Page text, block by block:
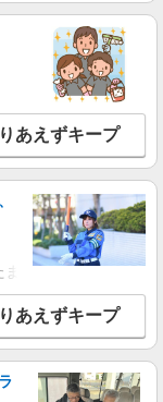
円
新宿FFビルB1F
細を見る
口店
タッフ
宿FFビルB1F
を見る
ッフ
あえずキープ
市岩槻区・久喜市・
あえずキープ